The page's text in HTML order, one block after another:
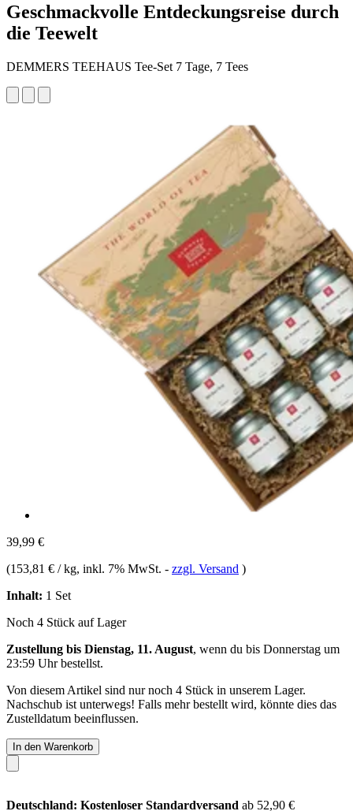
Geschmackvolle Entdeckungsreise durch
die Teewelt
DEMMERS TEEHAUS Tee-Set 7 Tage, 7 Tees
39,99 €
(153,81 € / kg, inkl. 7% MwSt. - zzgl. Versand )
Inhalt: 1 Set
Noch 4 Stück auf Lager
Zustellung bis Dienstag, 11. August, wenn du bis Donnerstag um
23:59 Uhrbestellst.
Von diesem Artikel sind nur noch 4 Stück in unserem Lager.
Nachschub ist unterwegs! Falls mehr bestellt wird, könnte dies das
Zustelldatum beeinflussen.
In den Warenkorb
Deutschland: Kostenloser Standardversand ab 52,90 €